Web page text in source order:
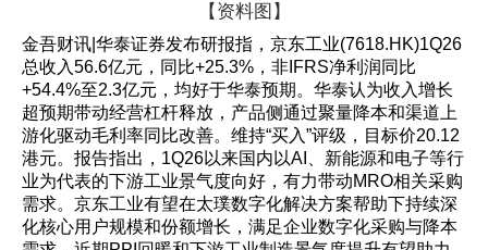
【资料图】
金吾财讯|华泰证券发布研报指，京东工业(7618.HK)1Q26
总收入56.6亿元，同比+25.3%，非IFRS净利润同比
+54.4%至2.3亿元，均好于华泰预期。华泰认为收入增长
超预期带动经营杠杆释放，产品侧通过聚量降本和渠道上
游化驱动毛利率同比改善。维持“买入”评级，目标价20.12
港元。报告指出，1Q26以来国内以AI、新能源和电子等行
业为代表的下游工业景气度向好，有力带动MRO相关采购
需求。京东工业有望在太璞数字化解决方案帮助下持续深
化核心用户规模和份额增长，满足企业数字化采购与降本